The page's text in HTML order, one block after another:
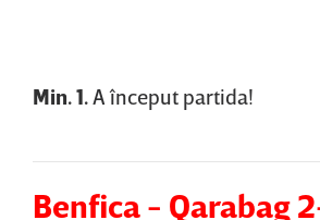
Min. 1. A început partida!
Benfica - Qarabag